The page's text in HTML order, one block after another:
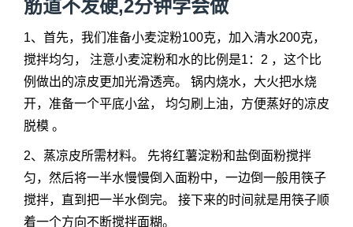
筋道不发硬,2分钟学会做
1、首先，我们准备小麦淀粉100克，加入清水200克，
搅拌均匀， 注意小麦淀粉和水的比例是1：2 ，这个比
例做出的凉皮更加光滑透亮。 锅内烧水，大火把水烧
开，准备一个平底小盆， 均匀刷上油，方便蒸好的凉皮
脱模 。
2、蒸凉皮所需材料。 先将红薯淀粉和盐倒面粉搅拌
匀，然后将一半水慢慢倒入面粉中，一边倒一般用筷子
搅拌，直到把一半水倒完。 接下来的时间就是用筷子顺
着一个方向不断搅拌面糊。